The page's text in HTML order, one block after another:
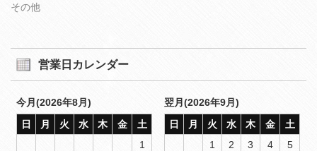
その他
営業日カレンダー
今月(2026年8月)
日
月 火 水 木 金
土
1
翌月(2026年9月)
日
月 火 水 木 金
土
1
2 3 4
5